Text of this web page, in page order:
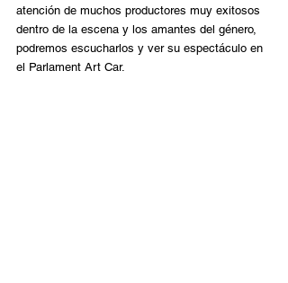
atención de muchos productores muy exitosos
dentro de la escena y los amantes del género,
podremos escucharlos y ver su espectáculo en
el Parlament Art Car.